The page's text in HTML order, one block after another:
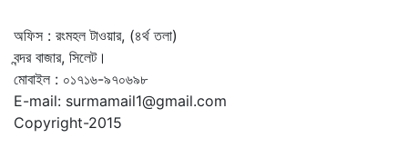
অফিস : রংমহল টাওয়ার, (৪র্থ তলা)
বন্দর বাজার, সিলেট।
মোবাইল : ০১৭১৬-৯৭০৬৯৮
E-mail: surmamail1@gmail.com
Copyright-2015